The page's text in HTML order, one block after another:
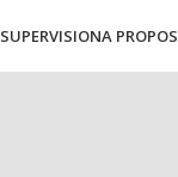
SUPERVISIONA PROPOS